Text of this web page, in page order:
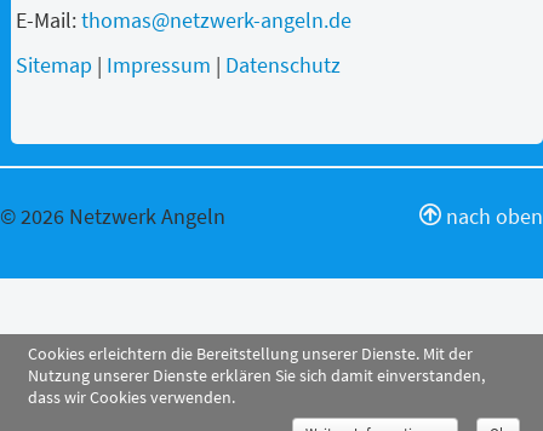
E-Mail:thomas@netzwerk-angeln.de
Sitemap | Impressum | Datenschutz
nach oben
© 2026 Netzwerk Angeln
Cookies erleichtern die Bereitstellung unserer Dienste. Mit der
Nutzung unserer Dienste erklären Sie sich damit einverstanden,
dass wir Cookies verwenden.